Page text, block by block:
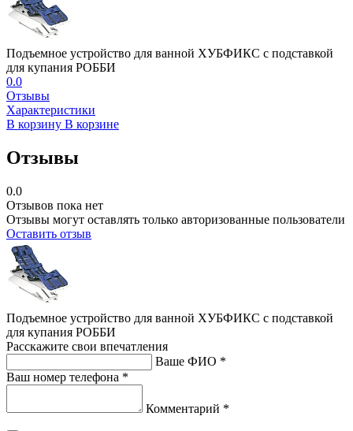
Подъемное устройство для ванной ХУБФИКС с подставкой
для купания РОББИ
0.0
Отзывы
Характеристики
В корзину В корзине
Отзывы
0.0
Отзывов пока нет
Отзывы могут оставлять только авторизованные пользователи
Оставить отзыв
Подъемное устройство для ванной ХУБФИКС с подставкой
для купания РОББИ
Расскажите свои впечатления
Ваше ФИО *
Ваш номер телефона *
Комментарий *